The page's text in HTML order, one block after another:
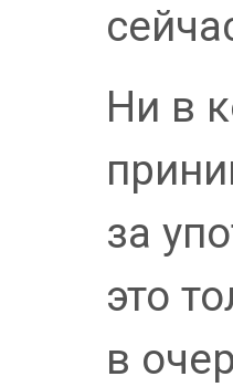
Ни в
за
это
в